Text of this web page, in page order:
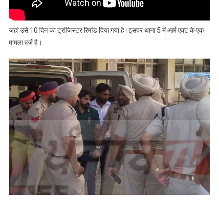
जहां उसे 10 दिन का ट्रांजिस्टर रिमांड दिया गया है।इसपर थाना 5 में आर्म एक्ट के एक
मामला दर्ज है।